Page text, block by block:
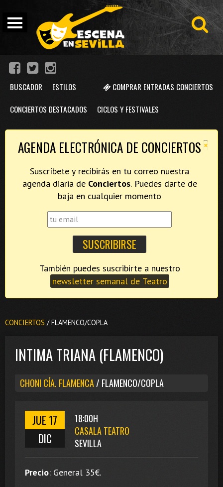
COMPRAR ENTRADAS CONCIERTOS
BUSCADOR ESTILOS
CONCIERTOS DESTACADOS CICLOS Y FESTIVALES
×
AGENDA ELECTRÓNICA DE CONCIERTOS
Suscríbete y recibirás en tu correo nuestra
agenda diaria de Conciertos. Puedes darte de
baja en cualquier momento
newsletter semanal de Teatro
CONCIERTOS / FLAMENCO/COPLA
INTIMA TRIANA (FLAMENCO)
CHONI CÍA. FLAMENCA/ FLAMENCO/COPLA
JUE 17
DIC
18:00H
CASALA TEATRO
SEVILLA
Precio: General 35€.